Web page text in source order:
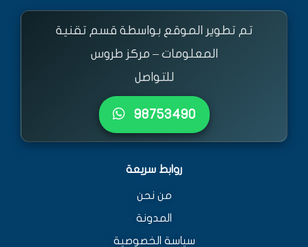
تم تطوير الموقع بواسطة قسم تقنية
المعلومات – مركز طروس
للتواصل
٩٨٧٥٣٤٩٠
روابط سريعة
من نحن
المدونة
سياسة الخصوصية